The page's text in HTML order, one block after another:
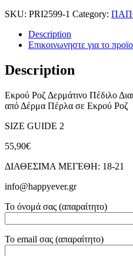
SKU: PRI2599-1 Category:
Description
Επικοινωνηστε για το
Description
Εκρού Ροζ Δερμάτινο Πέδιλο
από Δέρμα Πέρλα σε Εκρού
SIZE GUIDE 2
55,90€
ΔΙΑΘΕΣΙΜΑ ΜΕΓΕΘΗ: 18-21
info@happyever.gr
Το όνομά σας (απαραίτητο)
Το email σας (απαραίτητο)